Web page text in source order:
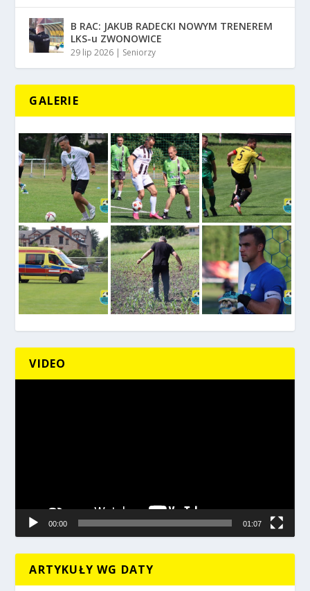
B RAC: JAKUB RADECKI NOWYM TRENEREM
LKS-u ZWONOWICE
29 lip 2026 | Seniorzy
GALERIE
VIDEO
00:00 01:07
ARTYKUŁY WG DATY